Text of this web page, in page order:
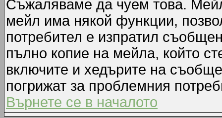
Съжаляваме да чуем това.
мейл има някой функции,
потребител е изпратил
пълно копие на мейла, който
включите и хедърите на
погрижат за проблемния
Върнете се в началото